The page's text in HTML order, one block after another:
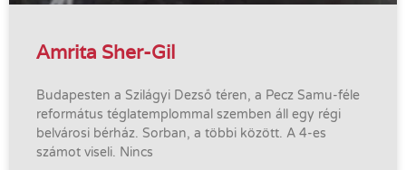
Amrita Sher-Gil
Budapesten a Szilágyi Dezső téren, a Pecz Samu-féle
református téglatemplommal szemben áll egy régi
belvárosi bérház. Sorban, a többi között. A 4-es
számot viseli. Nincs